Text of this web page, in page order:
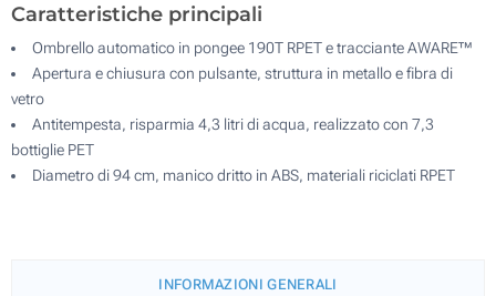
Caratteristiche principali
Ombrello automatico in pongee 190T RPET e tracciante AWARE™
Apertura e chiusura con pulsante, struttura in metallo e fibra di
vetro
Antitempesta, risparmia 4,3 litri di acqua, realizzato con 7,3
bottiglie PET
Diametro di 94 cm, manico dritto in ABS, materiali riciclati RPET
INFORMAZIONI GENERALI